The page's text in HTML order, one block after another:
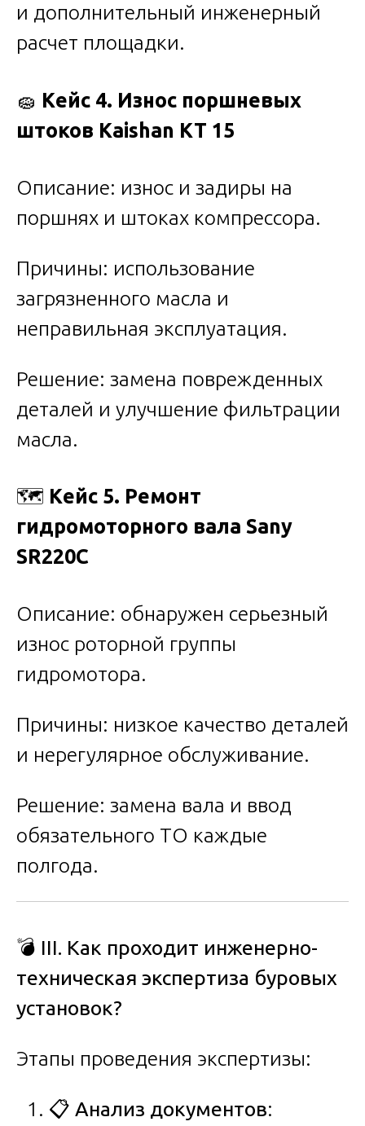
и дополнительный инженерный
расчет площадки.
🧽 Кейс 4. Износ поршневых
штоков Kaishan KT 15
Описание: износ и задиры на
поршнях и штоках компрессора.
Причины: использование
загрязненного масла и
неправильная эксплуатация.
Решение: замена поврежденных
деталей и улучшение фильтрации
масла.
🗺️ Кейс 5. Ремонт
гидромоторного вала Sany
SR220C
Описание: обнаружен серьезный
износ роторной группы
гидромотора.
Причины: низкое качество деталей
и нерегулярное обслуживание.
Решение: замена вала и ввод
обязательного ТО каждые
полгода.
💣 III. Как проходит инженерно-
техническая экспертиза буровых
установок?
Этапы проведения экспертизы:
📋 Анализ документов: